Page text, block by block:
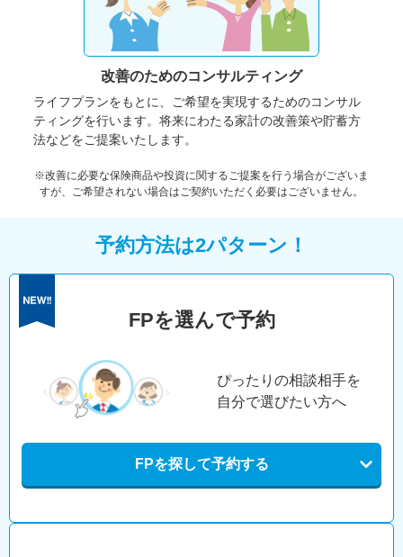
改善のためのコンサルティング
ライフプランをもとに、ご希望を実現するためのコンサル
ティングを行います。将来にわたる家計の改善策や貯蓄方
法などをご提案いたします。
※改善に必要な保険商品や投資に関するご提案を行う場合がございま
すが、ご希望されない場合はご契約いただく必要はございません。
予約方法は2パターン！
FPを選んで予約
ぴったりの相談相手を
自分で選びたい方へ
FPを探して予約する